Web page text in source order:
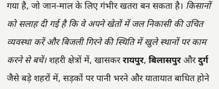
गया है, जो जान-माल के लिए गंभीर खतरा बन सकता है। किसानों
को सलाह दी गई है कि वे अपने खेतों में जल निकासी की उचित
व्यवस्था करें और बिजली गिरने की स्थिति में खुले स्थानों पर काम
करने से बचें।शहरी क्षेत्रों में, खासकररायपुर, बिलासपुरऔरदुर्ग
जैसे बड़े शहरों में, सड़कों पर पानी भरने और यातायात बाधित होने